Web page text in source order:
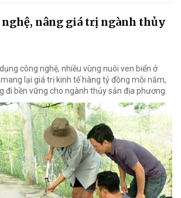
nâng giá trị ngành thủy
công nghệ, nhiều vùng nuôi ven biển ở
lại giá trị kinh tế hàng tỷ đồng mỗi năm,
đi bền vững cho ngành thủy sản địa phương.